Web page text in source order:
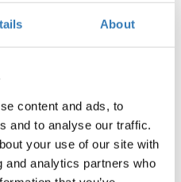
About
content and ads, to
and to analyse our traffic.
your use of our site with
and analytics partners who
παράλληλα με το
πόλης, συνδυάζοντας την
με τη σύγχρονη